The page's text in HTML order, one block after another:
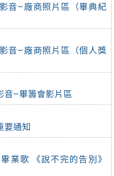
音–廠商照片區（畢典紀
音–廠商照片區（個人獎
音–畢籌會影片區
要通知
業歌 《說不完的告別》